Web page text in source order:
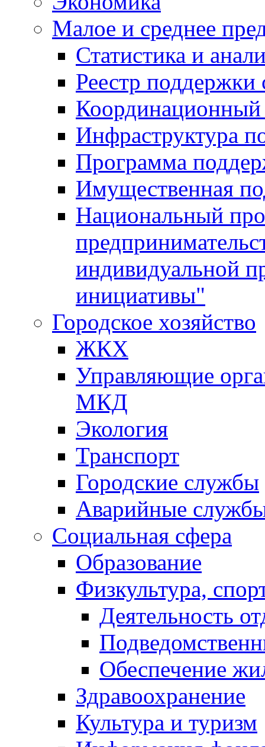
Малое и среднее
Статистика и
Реестр
Координационный
Инфраструктура
Программа
Имущественная
Национальный
индивидуальной
инициативы"
Городское хозяйство
ЖКХ
Управляющие
МКД
Экология
Транспорт
Городские службы
Аварийные
Социальная сфера
Образование
Физкультура,
Деятельность
Обеспечение
Здравоохранение
Культура и туризм